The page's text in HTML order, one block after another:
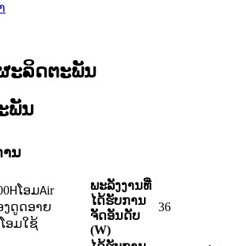
ະລິດຕະພັນ
ພັນ
ນ
HໂອມAir
ງດູດອາຍ
ໂອມໃຊ້
ພະລັງງານທີ່
ໄດ້ຮັບການ
ຈັດອັນດັບ
(W)
36